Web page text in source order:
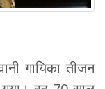
गायिका तीजन